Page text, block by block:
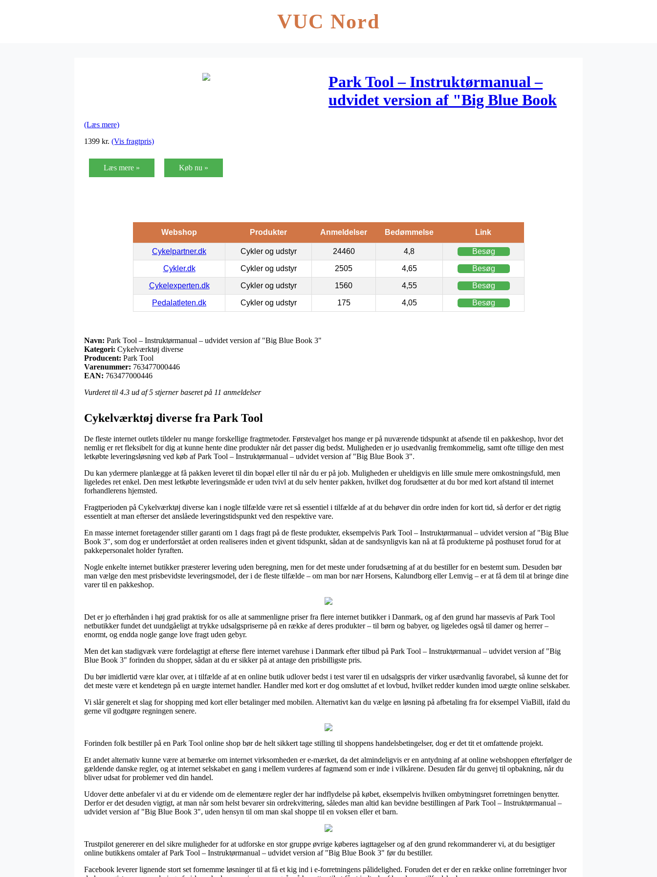
VUC Nord
Park Tool – Instruktørmanual –
udvidet version af "Big Blue Book
(Læs mere)
1399 kr. (Vis fragtpris)
Læs mere » Køb nu »
Webshop Produkter Anmeldelser Bedømmelse Link
Cykelpartner.dk Cykler og udstyr 24460 4,8 Besøg
Cykler.dk Cykler og udstyr 2505 4,65 Besøg
Cykelexperten.dk Cykler og udstyr 1560 4,55 Besøg
Pedalatleten.dk Cykler og udstyr 175 4,05 Besøg
Navn: Park Tool – Instruktørmanual – udvidet version af "Big Blue Book 3"
Kategori: Cykelværktøj diverse
Producent: Park Tool
Varenummer: 763477000446
EAN: 763477000446
Vurderet til 4.3 ud af 5 stjerner baseret på 11 anmeldelser
Cykelværktøj diverse fra Park Tool
De fleste internet outlets tildeler nu mange forskellige fragtmetoder. Førstevalget hos mange er på nuværende tidspunkt at afsende til en pakkeshop, hvor det
nemlig er ret fleksibelt for dig at kunne hente dine produkter når det passer dig bedst. Muligheden er jo usædvanlig fremkommelig, samt ofte tillige den mest
letkøbte leveringsløsning ved køb af Park Tool – Instruktørmanual – udvidet version af "Big Blue Book 3".
Du kan ydermere planlægge at få pakken leveret til din bopæl eller til når du er på job. Muligheden er uheldigvis en lille smule mere omkostningsfuld, men
ligeledes ret enkel. Den mest letkøbte leveringsmåde er uden tvivl at du selv henter pakken, hvilket dog forudsætter at du bor med kort afstand til internet
forhandlerens hjemsted.
Fragtperioden på Cykelværktøj diverse kan i nogle tilfælde være ret så essentiel i tilfælde af at du behøver din ordre inden for kort tid, så derfor er det rigtig
essentielt at man efterser det anslåede leveringstidspunkt ved den respektive vare.
En masse internet foretagender stiller garanti om 1 dags fragt på de fleste produkter, eksempelvis Park Tool – Instruktørmanual – udvidet version af "Big Blue
Book 3", som dog er underforstået at orden realiseres inden et givent tidspunkt, sådan at de sandsynligvis kan nå at få produkterne på posthuset forud for at
pakkepersonalet holder fyraften.
Nogle enkelte internet butikker præsterer levering uden beregning, men for det meste under forudsætning af at du bestiller for en bestemt sum. Desuden bør
man vælge den mest prisbevidste leveringsmodel, der i de fleste tilfælde – om man bor nær Horsens, Kalundborg eller Lemvig – er at få dem til at bringe dine
varer til en pakkeshop.
Det er jo efterhånden i høj grad praktisk for os alle at sammenligne priser fra flere internet butikker i Danmark, og af den grund har massevis af Park Tool
netbutikker fundet det uundgåeligt at trykke udsalgspriserne på en række af deres produkter – til børn og babyer, og ligeledes også til damer og herrer –
enormt, og endda nogle gange love fragt uden gebyr.
Men det kan stadigvæk være fordelagtigt at efterse flere internet varehuse i Danmark efter tilbud på Park Tool – Instruktørmanual – udvidet version af "Big
Blue Book 3" forinden du shopper, sådan at du er sikker på at antage den prisbilligste pris.
Du bør imidlertid være klar over, at i tilfælde af at en online butik udlover bedst i test varer til en udsalgspris der virker usædvanlig favorabel, så kunne det for
det meste være et kendetegn på en uægte internet handler. Handler med kort er dog omsluttet af et lovbud, hvilket redder kunden imod uægte online selskaber.
Vi slår generelt et slag for shopping med kort eller betalinger med mobilen. Alternativt kan du vælge en løsning på afbetaling fra for eksempel ViaBill, ifald du
gerne vil godtgøre regningen senere.
Forinden folk bestiller på en Park Tool online shop bør de helt sikkert tage stilling til shoppens handelsbetingelser, dog er det tit et omfattende projekt.
Et andet alternativ kunne være at bemærke om internet virksomheden er e-mærket, da det almindeligvis er en antydning af at online webshoppen efterfølger de
gældende danske regler, og at internet selskabet en gang i mellem vurderes af fagmænd som er inde i vilkårene. Desuden får du genvej til opbakning, når du
bliver udsat for problemer ved din handel.
Udover dette anbefaler vi at du er vidende om de elementære regler der har indflydelse på købet, eksempelvis hvilken ombytningsret forretningen benytter.
Derfor er det desuden vigtigt, at man når som helst bevarer sin ordrekvittering, således man altid kan bevidne bestillingen af Park Tool – Instruktørmanual –
udvidet version af "Big Blue Book 3", uden hensyn til om man skal shoppe til en voksen eller et barn.
Trustpilot genererer en del sikre muligheder for at udforske en stor gruppe øvrige køberes iagttagelser og af den grund rekommanderer vi, at du besigtiger
online butikkens omtaler af Park Tool – Instruktørmanual – udvidet version af "Big Blue Book 3" før du bestiller.
Facebook leverer lignende stort set fornemme løsninger til at få et kig ind i e-forretningens pålidelighed. Foruden det er der en række online forretninger hvor